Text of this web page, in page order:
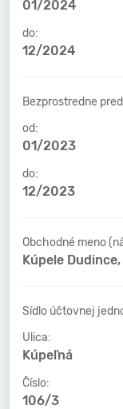
01/2024
do:
12/2024
Bezprostredne
od:
01/2023
do:
12/2023
Obchodné meno
Kúpele Dudince,
Sídlo účtovnej
Ulica:
Kúpeľná
Číslo:
106/3